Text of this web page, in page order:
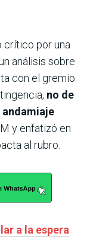
crítico por una
análisis sobre
con el gremio
no de
y enfatizó en
al rubro.
a la espera